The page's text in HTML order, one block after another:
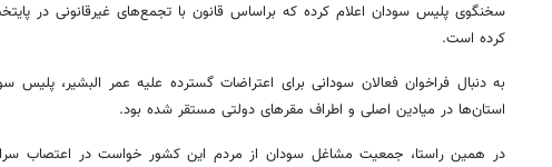
سخنگوی پلیس سودان اعلام کرده که براساس قانون با تجمع‌های غیرقانونی در
کرده است.
به دنبال فراخوان فعالان سودانی برای اعتراضات گسترده علیه عمر البشیر، پلیس
استان‌ها در میادین اصلی و اطراف مقرهای دولتی مستقر شده بود.
در همین راستا، جمعیت مشاغل سودان از مردم این کشور خواست در اعتصاب